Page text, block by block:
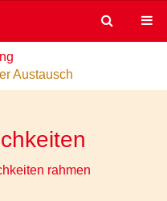
Austausch